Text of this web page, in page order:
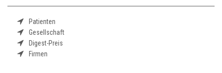
Patienten
Gesellschaft
Digest-Preis
Firmen